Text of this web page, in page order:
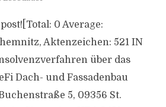
0 Average:
Aktenzeichen: 521 IN
über das
Dach- und Fassadenbau
5, 09356 St.